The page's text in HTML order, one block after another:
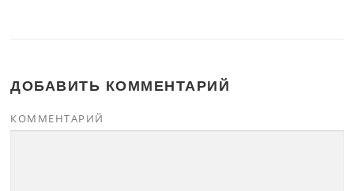
ДОБАВИТЬ КОММЕНТАРИЙ
КОММЕНТАРИЙ